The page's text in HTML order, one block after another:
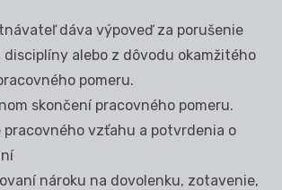
dáva výpoveď za porušenie
disciplíny alebo z dôvodu okamžitého
pomeru.
skončení pracovného pomeru.
pracovného vzťahu a potvrdenia o
nároku na dovolenku, zotavenie,